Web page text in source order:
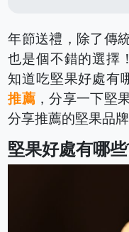
年節送禮，除了傳
也是個不錯的選擇
知道吃堅果好處有
推薦，分享一下堅
分享推薦的堅果品牌
堅果好處有哪些